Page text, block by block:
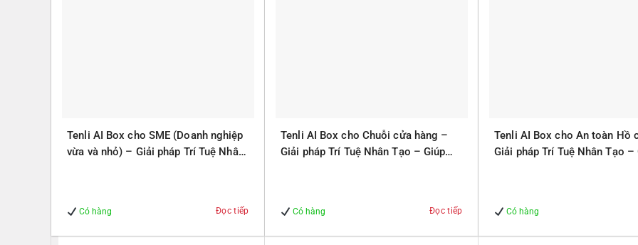
Tenli AI Box cho SME (Doanh nghiệp
vừa và nhỏ) – Giải pháp Trí Tuệ Nhân
Có hàng Đọc tiếp
Tenli AI Box cho Chuỗi cửa hàng –
Giải pháp Trí Tuệ Nhân Tạo – Giúp
Có hàng Đọc tiếp
Tenli AI Box cho An toàn Hồ
Giải pháp Trí Tuệ Nhân Tạo –
Có hàng